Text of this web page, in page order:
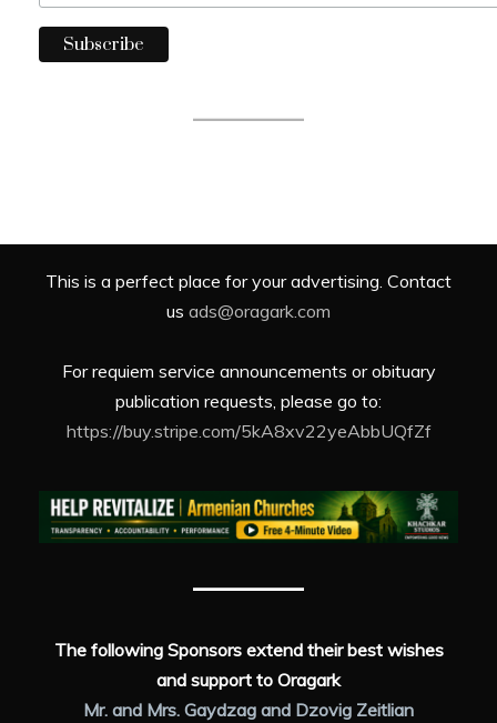
This is a perfect place for your advertising. Contact
us ads@oragark.com
For requiem service announcements or obituary
publication requests, please go to:
https://buy.stripe.com/5kA8xv22yeAbbUQfZf
The following Sponsors extend their best wishes
and support to Oragark
Mr. and Mrs. Gaydzag and Dzovig Zeitlian